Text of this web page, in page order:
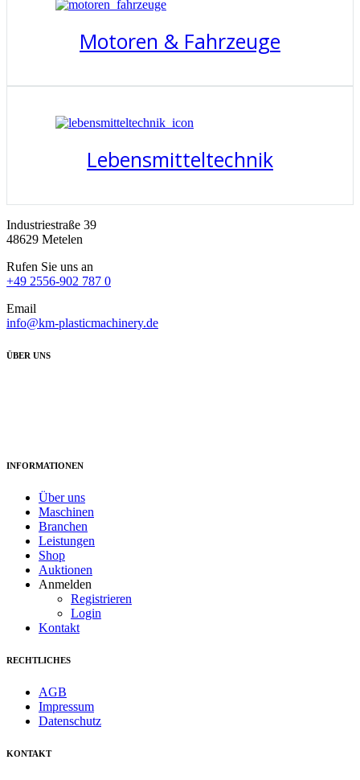
Motoren & Fahrzeuge
Lebensmitteltechnik
Industriestraße 39
48629 Metelen
Rufen Sie uns an
+49 2556-902 787 0
Email
info@km-plasticmachinery.de
ÜBER UNS
INFORMATIONEN
Über uns
Maschinen
Branchen
Leistungen
Shop
Auktionen
Anmelden
Registrieren
Login
Kontakt
RECHTLICHES
AGB
Impressum
Datenschutz
KONTAKT